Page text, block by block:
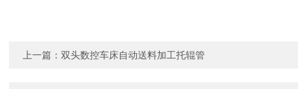
上一篇：双头数控车床自动送料加工托辊管